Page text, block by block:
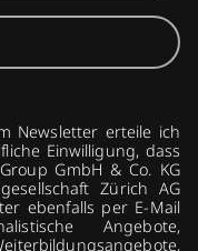
Newsletter erteile ich
Einwilligung, dass
GmbH & Co. KG
Zürich AG
ebenfalls per E-Mail
Angebote,